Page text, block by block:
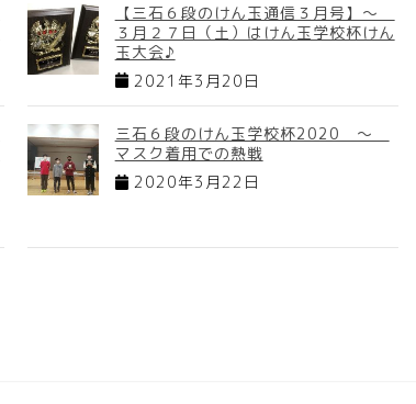
【三石６段のけん玉通信３月号】～
３月２７日（土）はけん玉学校杯けん
玉大会♪
2021年3月20日
三石６段のけん玉学校杯2020 ～
マスク着用での熱戦
2020年3月22日